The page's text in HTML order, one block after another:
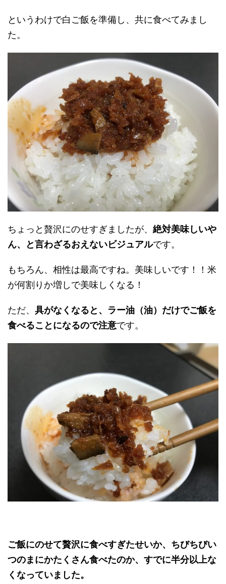
というわけで白ご飯を準備し、共に食べてみまし
た。
ちょっと贅沢にのせすぎましたが、 絶対美味しいや
ん、と言わざるおえないビジュアルです。
もちろん、相性は最高ですね。美味しいです！！米
が何割りか増しで美味しくなる！
ただ、 具がなくなると、ラー油（油）だけでご飯を
食べることになるので注意です。
ご飯にのせて贅沢に食べすぎたせいか、ちびちびい
つのまにかたくさん食べたのか、すでに半分以上な
くなっていました。